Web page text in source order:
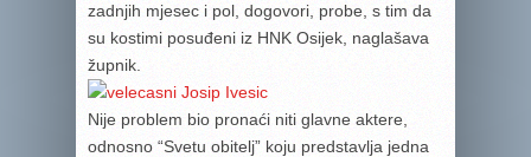
zadnjih mjesec i pol, dogovori, probe, s tim da
su kostimi posuđeni iz HNK Osijek, naglašava
župnik.
Nije problem bio pronaći niti glavne aktere,
odnosno “Svetu obitelj” koju predstavlja jedna